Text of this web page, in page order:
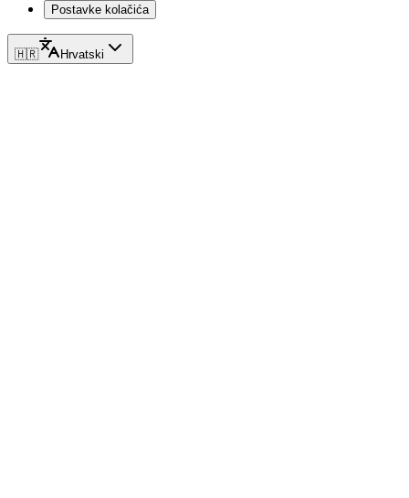
Postavke kolačića
🇭🇷 Hrvatski